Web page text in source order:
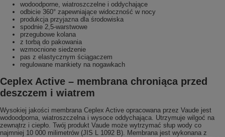
wodoodporne, wiatroszczelne i oddychające
odbicie 360° zapewniające widoczność w nocy
produkcja przyjazna dla środowiska
spodnie 2,5-warstwowe
przegubowe kolana
z torbą do pakowania
wzmocnione siedzenie
pas z elastycznym ściągaczem
regulowane mankiety na nogawkach
Ceplex Active – membrana chroniąca przed
deszczem i wiatrem
Wysokiej jakości membrana Ceplex Active opracowana przez Vaude jest
wodoodporna, wiatroszczelna i wysoce oddychająca. Utrzymuje wilgoć na
zewnątrz i ciepło. Twój produkt Vaude może wytrzymać słup wody co
najmniej 10 000 milimetrów (JIS L 1092 B). Membrana jest wykonana z